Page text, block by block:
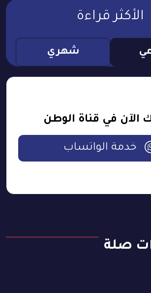
الأكثر قراءة
شهري
الآن في قناة الوطن
خدمة الواتساب
صلة